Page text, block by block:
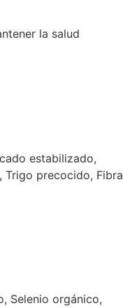
la salud
estabilizado,
Trigo precocido, Fibra
Selenio orgánico,